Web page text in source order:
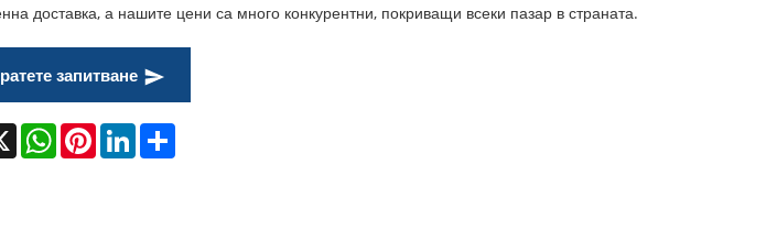
доставка, а нашите цени са много конкурентни, покриващи всеки пазар в страната.
запитване
X WhatsAppPinterestLinkedIn